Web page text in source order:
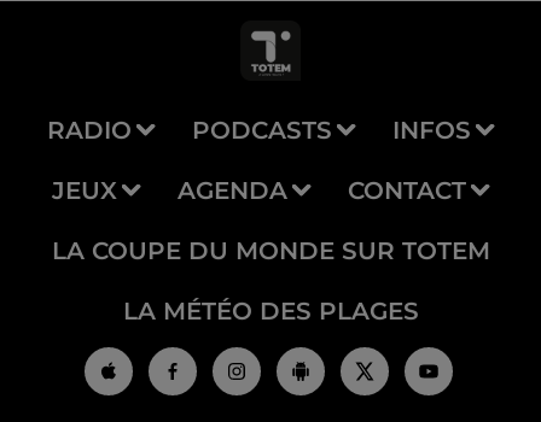
RADIO PODCASTS INFOS
JEUX AGENDA CONTACT
LA COUPE DU MONDE SUR TOTEM
LA MÉTÉO DES PLAGES